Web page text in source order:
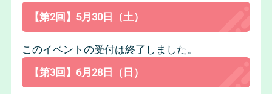
【第2回】5月30日（土）
このイベントの受付は終了しました。
【第3回】6月28日（日）